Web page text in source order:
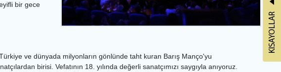
bir gece
ve dünyada milyonların gönlünde taht kuran Barış Manço'yu
birisi. Vefatının 18. yılında değerli sanatçımızı saygıyla anıyoruz.